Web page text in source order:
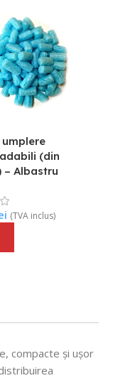
compacte și ușor
umplere
(din
– Albastru
(TVA inclus)
Coș